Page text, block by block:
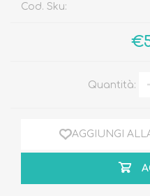
Cod. Sku:
Quantità:
AGGIUNGI